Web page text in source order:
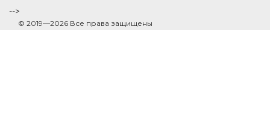
-->
© 2019—2026 Все права защищены